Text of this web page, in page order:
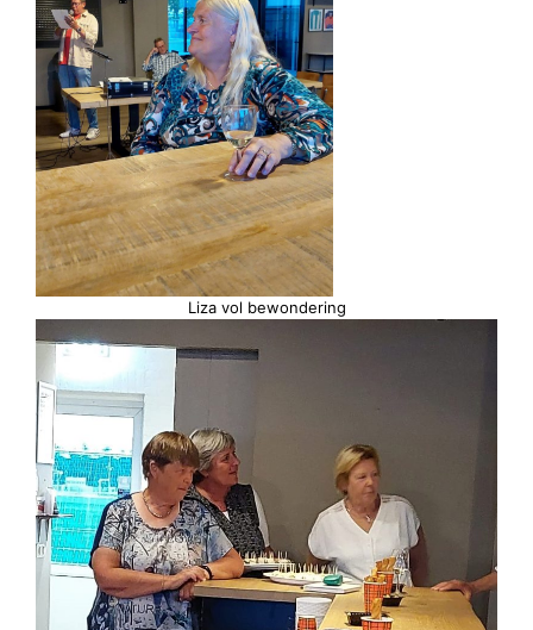
Liza vol bewondering